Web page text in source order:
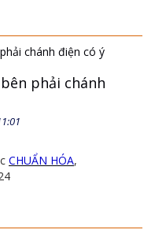
Giáo Hiểu
phải kiến tánh